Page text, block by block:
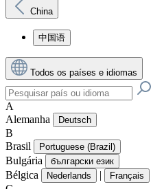
China
中国语
Todos os países e idiomas
A
Alemanha
Deutsch
B
Brasil
Portuguese (Brazil)
Bulgária български език
Bélgica Nederlands | Français